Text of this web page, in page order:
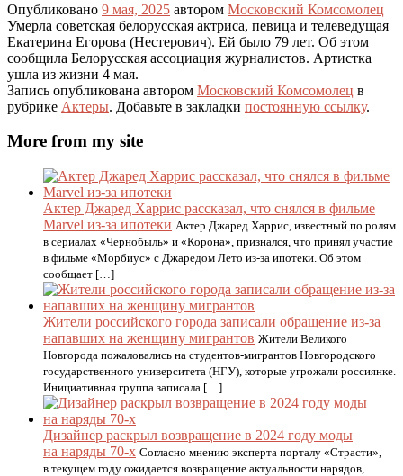
Опубликовано 9 мая, 2025 автором Московский Комсомолец
Умерла советская белорусская актриса, певица и телеведущая
Екатерина Егорова (Нестерович). Ей было 79 лет. Об этом
сообщила Белорусская ассоциация журналистов. Артистка
ушла из жизни 4 мая.
Запись опубликована автором Московский Комсомолец в
рубрике Актеры. Добавьте в закладки постоянную ссылку.
More from my site
Актер Джаред Харрис рассказал, что снялся в фильме
Marvel из-за ипотеки Актер Джаред Харрис, известный по ролям
в сериалах «Чернобыль» и «Корона», признался, что принял участие
в фильме «Морбиус» с Джаредом Лето из-за ипотеки. Об этом
сообщает […]
Жители российского города записали обращение из-за
напавших на женщину мигрантов Жители Великого
Новгорода пожаловались на студентов-мигрантов Новгородского
государственного университета (НГУ), которые угрожали россиянке.
Инициативная группа записала […]
Дизайнер раскрыл возвращение в 2024 году моды
на наряды 70-х Согласно мнению эксперта порталу «Страсти»,
в текущем году ожидается возвращение актуальности нарядов,